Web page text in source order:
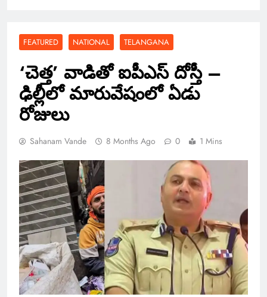
FEATURED NATIONAL TELANGANA
‘చెత్త’ వాడితో ఐపీఎస్ దోస్తీ –
ఢిల్లీలో మారువేషంలో ఏడు
రోజులు
Sahanam Vande 8 Months Ago 0 1 Mins